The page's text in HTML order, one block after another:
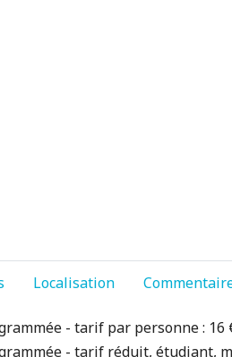
Localisation
- tarif par personne : 16
- tarif réduit, étudiant,